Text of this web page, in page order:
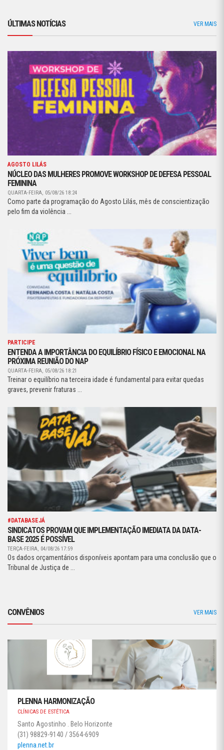
ÚLTIMAS NOTÍCIAS VER MAIS
AGOSTO LILÁS
NÚCLEO DAS MULHERES PROMOVE WORKSHOP DE DEFESA PESSOAL
FEMININA
QUARTA-FEIRA, 05/08/26 18:24
Como parte da programação do Agosto Lilás, mês de conscientização
pelo fim da violência ...
PARTICIPE
ENTENDA A IMPORTÂNCIA DO EQUILÍBRIO FÍSICO E EMOCIONAL NA
PRÓXIMA REUNIÃO DO NAP
QUARTA-FEIRA, 05/08/26 18:21
Treinar o equilíbrio na terceira idade é fundamental para evitar quedas
graves, prevenir fraturas ...
#DATABASEJÁ
SINDICATOS PROVAM QUE IMPLEMENTAÇÃO IMEDIATA DA DATA-
BASE 2025 É POSSÍVEL
TERÇA-FEIRA, 04/08/26 17:59
Os dados orçamentários disponíveis apontam para uma conclusão que o
Tribunal de Justiça de ...
CONVÊNIOS VER MAIS
PLENNA HARMONIZAÇÃO
CLÍNICAS DE ESTÉTICA
Santo Agostinho . Belo Horizonte
(31) 98829-9140 / 3564-6909
plenna.net.br